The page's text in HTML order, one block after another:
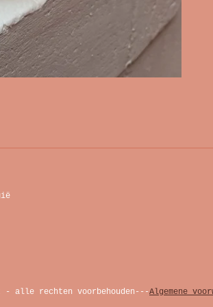
- alle rechten voorbehouden---Algemene